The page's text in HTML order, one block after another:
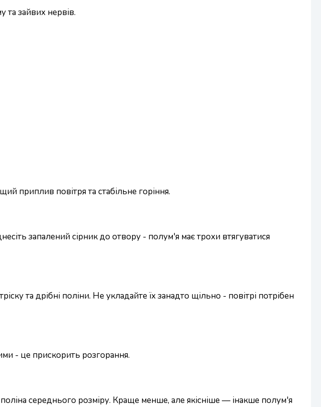
та зайвих нервів.
приплив повітря та стабільне горіння.
запалений сірник до отвору - полум'я має трохи втягуватися
та дрібні поліни. Не укладайте їх занадто щільно - повітрі потрібен
- це прискорить розгорання.
середнього розміру. Краще менше, але якісніше — інакше полум'я